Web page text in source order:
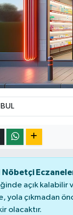
Nöbetçi
açık kalabilir
yola çıkmadan
olacaktır.